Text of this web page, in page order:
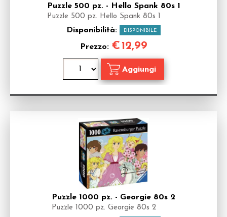
Puzzle 500 pz. - Hello Spank 80s 1
Puzzle 500 pz. Hello Spank 80s 1
Disponibilità: DISPONIBILE
Prezzo: €12,99
Puzzle 1000 pz. - Georgie 80s 2
Puzzle 1000 pz. Georgie 80s 2